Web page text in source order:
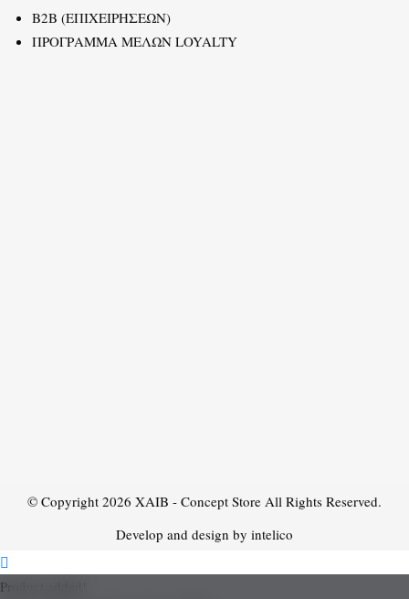
B2B (ΕΠΙΧΕΙΡΗΣΕΩΝ)
ΠΡΟΓΡΑΜΜΑ ΜΕΛΩΝ LOYALTY
© Copyright 2026 XAIB - Concept Store All Rights Reserved.
Develop and design by intelico
Product added!